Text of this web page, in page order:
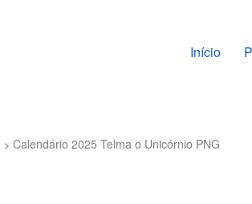
Pular
Início
Calendário 2025 Telma o Unicórnio PNG